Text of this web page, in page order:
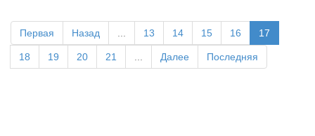
Первая Назад 13 14 15 16 17
18 19 20 21 Далее Последняя